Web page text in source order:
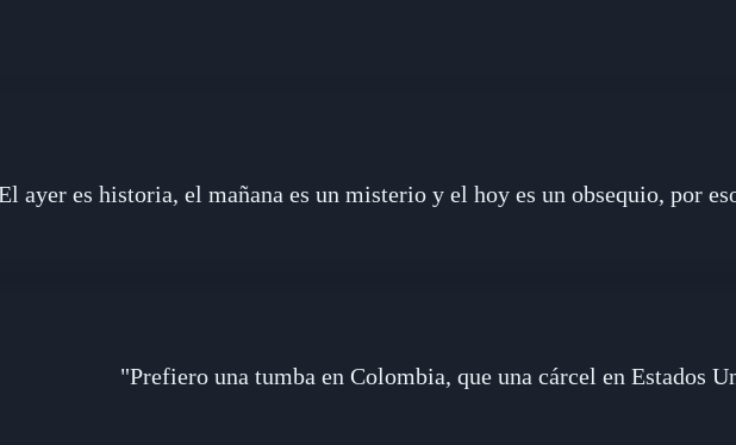
ayer es historia, el mañana es un misterio y el hoy es un obsequio, por
"Prefiero una tumba en Colombia, que una cárcel en Estados